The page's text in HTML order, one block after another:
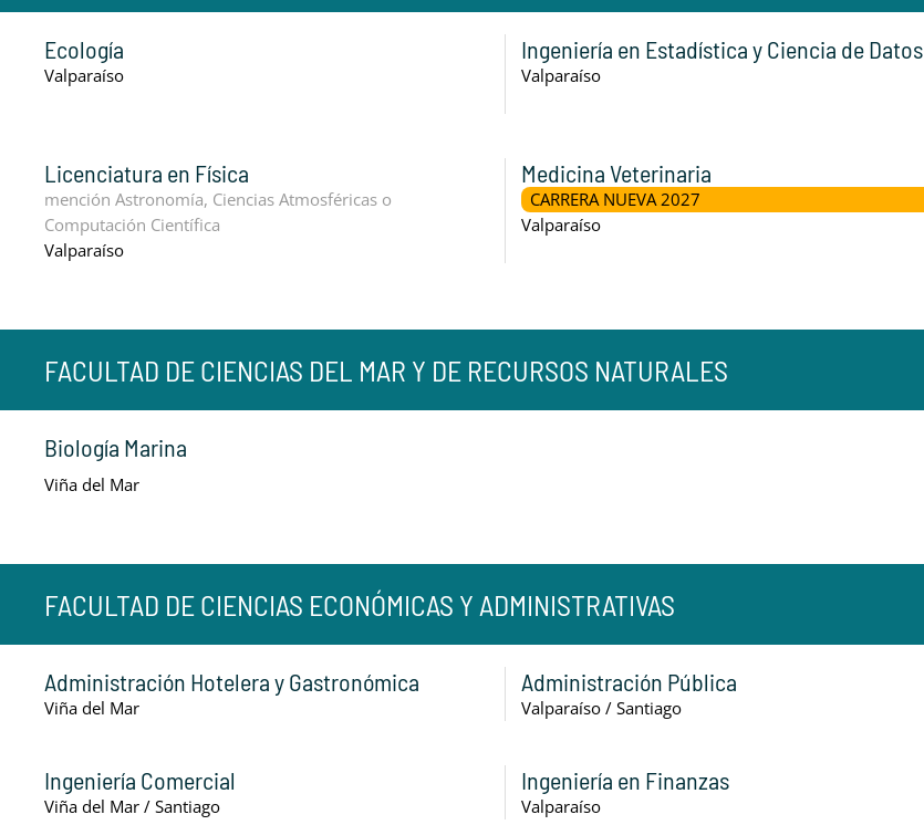
Ecología
Valparaíso
Ingeniería en Estadística y Ciencia de Datos
Valparaíso
Licenciatura en Física
mención Astronomía, Ciencias Atmosféricas o
Computación Científica
Valparaíso
Medicina Veterinaria
CARRERA NUEVA 2027
Valparaíso
FACULTAD DE CIENCIAS DEL MAR Y DE RECURSOS NATURALES
Biología Marina
Viña del Mar
FACULTAD DE CIENCIAS ECONÓMICAS Y ADMINISTRATIVAS
Administración Hotelera y Gastronómica
Viña del Mar
Administración Pública
Valparaíso / Santiago
Ingeniería Comercial
Viña del Mar / Santiago
Ingeniería en Finanzas
Valparaíso